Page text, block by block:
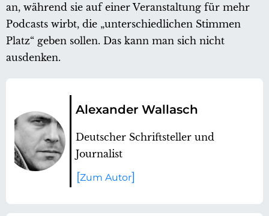
an, während sie auf einer Veranstaltung für mehr
Podcasts wirbt, die „unterschiedlichen Stimmen
Platz“ geben sollen. Das kann man sich nicht
ausdenken.
Alexander Wallasch
Deutscher Schriftsteller und
Journalist
Zum Autor